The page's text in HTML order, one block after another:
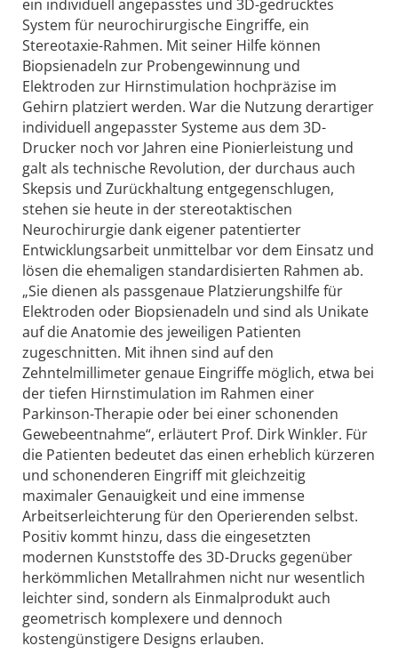
ein individuell angepasstes und 3D-gedrucktes
System für neurochirurgische Eingriffe, ein
Stereotaxie-Rahmen. Mit seiner Hilfe können
Biopsienadeln zur Probengewinnung und
Elektroden zur Hirnstimulation hochpräzise im
Gehirn platziert werden. War die Nutzung derartiger
individuell angepasster Systeme aus dem 3D-
Drucker noch vor Jahren eine Pionierleistung und
galt als technische Revolution, der durchaus auch
Skepsis und Zurückhaltung entgegenschlugen,
stehen sie heute in der stereotaktischen
Neurochirurgie dank eigener patentierter
Entwicklungsarbeit unmittelbar vor dem Einsatz und
lösen die ehemaligen standardisierten Rahmen ab.
„Sie dienen als passgenaue Platzierungshilfe für
Elektroden oder Biopsienadeln und sind als Unikate
auf die Anatomie des jeweiligen Patienten
zugeschnitten. Mit ihnen sind auf den
Zehntelmillimeter genaue Eingriffe möglich, etwa bei
der tiefen Hirnstimulation im Rahmen einer
Parkinson-Therapie oder bei einer schonenden
Gewebeentnahme“, erläutert Prof. Dirk Winkler. Für
die Patienten bedeutet das einen erheblich kürzeren
und schonenderen Eingriff mit gleichzeitig
maximaler Genauigkeit und eine immense
Arbeitserleichterung für den Operierenden selbst.
Positiv kommt hinzu, dass die eingesetzten
modernen Kunststoffe des 3D-Drucks gegenüber
herkömmlichen Metallrahmen nicht nur wesentlich
leichter sind, sondern als Einmalprodukt auch
geometrisch komplexere und dennoch
kostengünstigere Designs erlauben.